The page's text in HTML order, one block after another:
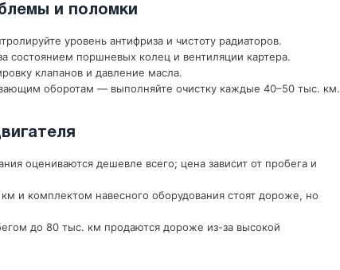
и поломки
уровень антифриза и чистоту радиаторов.
состоянием поршневых колец и вентиляции картера.
клапанов и давление масла.
оборотам — выполняйте очистку каждые 40–50 тыс. км.
оцениваются дешевле всего; цена зависит от пробега и
и комплектом навесного оборудования стоят дороже, но
до 80 тыс. км продаются дороже из-за высокой